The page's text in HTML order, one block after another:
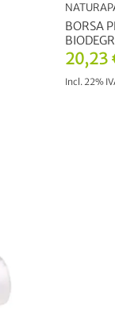
20,23
Incl. 22%
BORSA